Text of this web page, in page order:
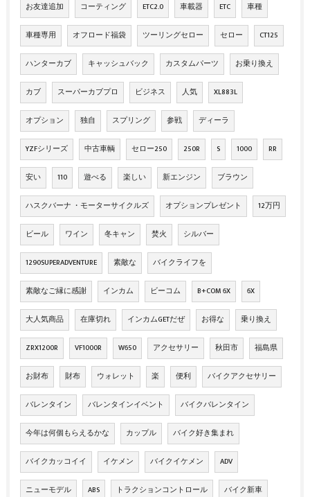
お友達追加 コーティング ETC2.0 車載器 ETC 車種
車種専用 オフロード福袋 ツーリングセロー セロー CT125
ハンターカブ キャッシュバック カスタムパーツ お乗り換え
カブ スーパーカブプロ ビジネス 人気 XL883L
オプション 独自 スプリング 参戦 ディーラ
YZFシリーズ 中古車輌 セロー250 250R S 1000 RR
安い 110 遊べる 楽しい 新エンジン ブラウン
ハスクバーナ ・モーターサイクルズ オプションプレゼント 12万円
ビール ワイン 冬キャン 焚火 シルバー
1290SUPERADVENTURE 素敵な バイクライフを
素敵なご縁に感謝 インカム ビーコム B+COM 6X 6X
大人気商品 在庫切れ インカムGETだぜ お得な 乗り換え
ZRX1200R VF1000R W650 アクセサリー 秋田市 福島県
お財布 財布 ウォレット 楽 便利 バイクアクセサリー
バレンタイン バレンタインイベント バイクバレンタイン
今年は何個もらえるかな カップル バイク好き集まれ
バイクカッコイイ イケメン バイクイケメン ADV
ニューモデル ABS トラクションコントロール バイク新車